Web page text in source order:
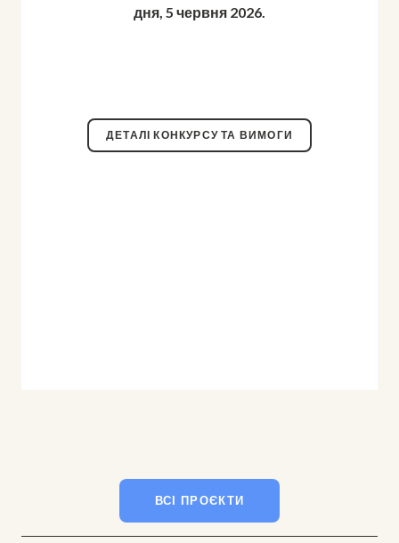
дня, 5 червня 2026.
ДЕТАЛІ КОНКУРСУ ТА ВИМОГИ
ВСІ ПРОЄКТИ